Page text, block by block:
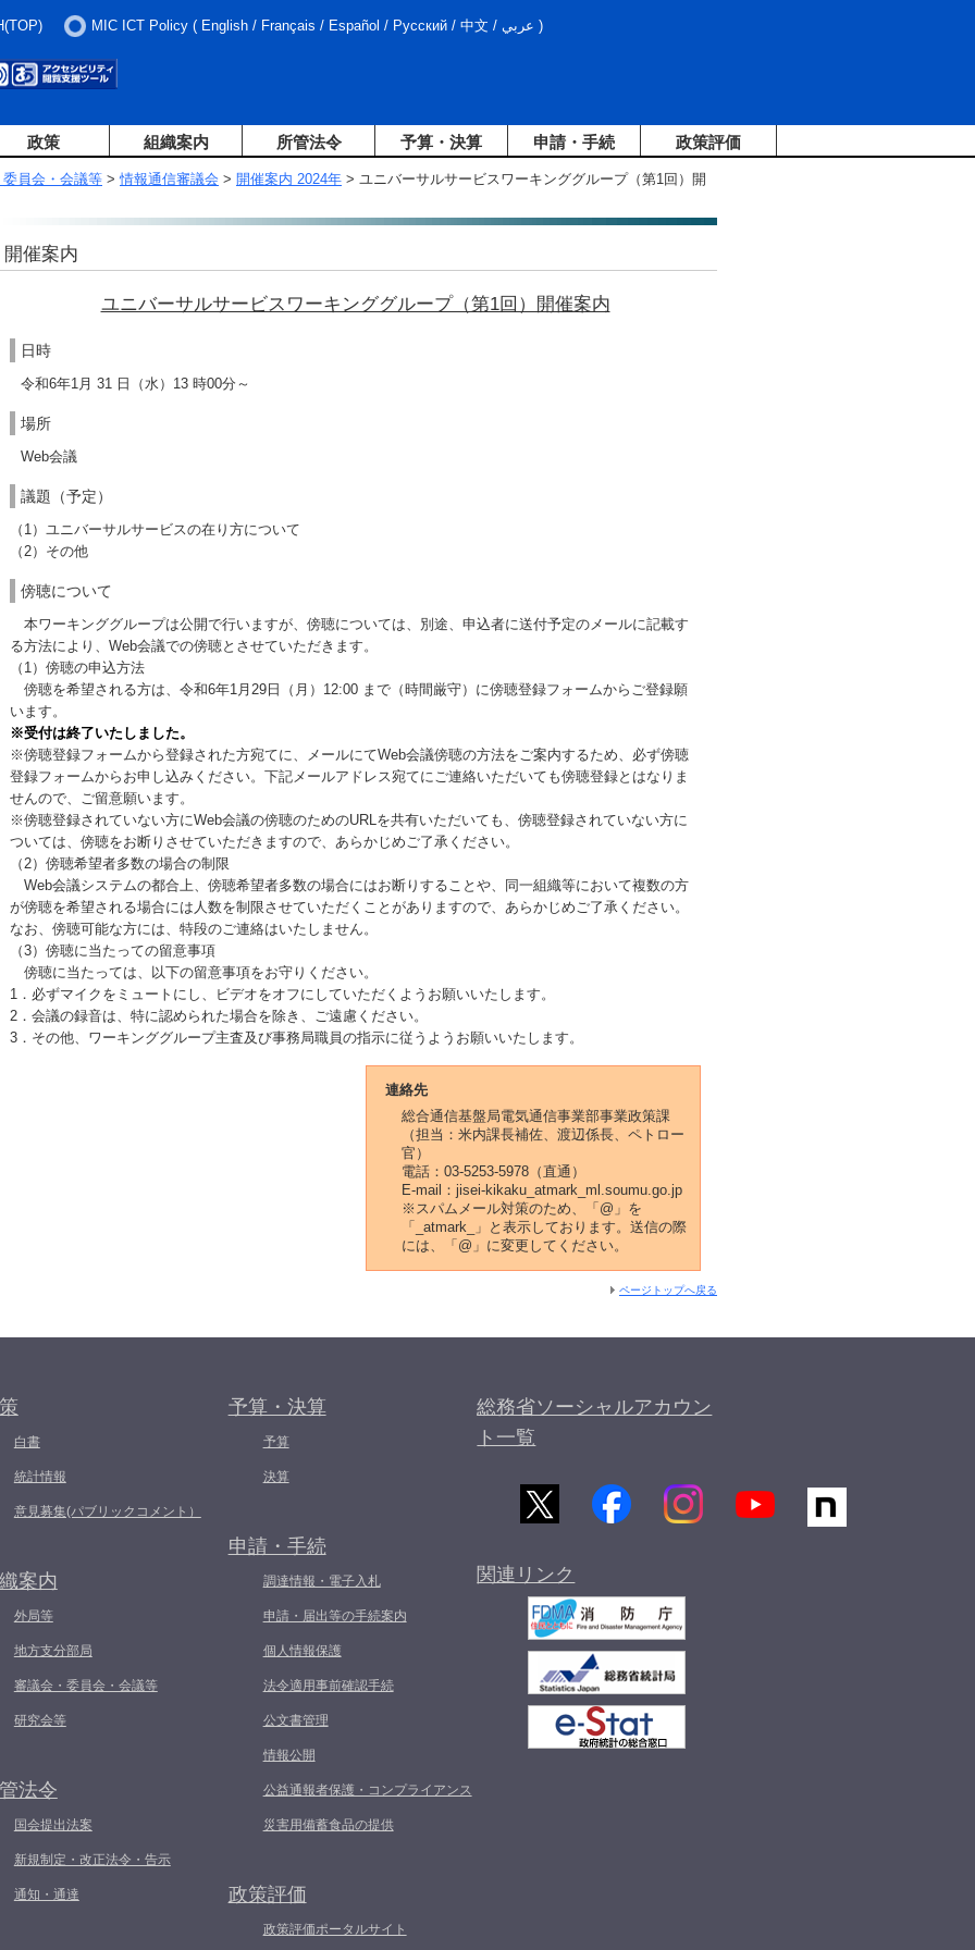
MIC ICT Policy ( English / Français / Español / Русский / 中文 / عربي )
政策 組織案内 所管法令 予算・決算 申請・手続 政策評価
員会・会議等 >情報通信審議会 > 開催案内 2024年 > ユニバーサルサービスワーキンググループ（第1回）開
開催案内
ユニバーサルサービスワーキンググループ（第1回）開催案内
日時
令和6年1月 31 日（水）13 時00分～
場所
Web会議
議題（予定）
（1）ユニバーサルサービスの在り方について
（2）その他
傍聴について
本ワーキンググループは公開で行いますが、傍聴については、別途、申込者に送付予定のメールに記載す
る方法により、Web会議での傍聴とさせていただきます。
（1）傍聴の申込方法
傍聴を希望される方は、令和6年1月29日（月）12:00 まで（時間厳守）に傍聴登録フォームからご登録願
います。
※受付は終了いたしました。
※傍聴登録フォームから登録された方宛てに、メールにてWeb会議傍聴の方法をご案内するため、必ず傍聴
登録フォームからお申し込みください。下記メールアドレス宛てにご連絡いただいても傍聴登録とはなりま
せんので、ご留意願います。
※傍聴登録されていない方にWeb会議の傍聴のためのURLを共有いただいても、傍聴登録されていない方に
ついては、傍聴をお断りさせていただきますので、あらかじめご了承ください。
（2）傍聴希望者多数の場合の制限
Web会議システムの都合上、傍聴希望者多数の場合にはお断りすることや、同一組織等において複数の方
が傍聴を希望される場合には人数を制限させていただくことがありますので、あらかじめご了承ください。
なお、傍聴可能な方には、特段のご連絡はいたしません。
（3）傍聴に当たっての留意事項
傍聴に当たっては、以下の留意事項をお守りください。
1．必ずマイクをミュートにし、ビデオをオフにしていただくようお願いいたします。
2．会議の録音は、特に認められた場合を除き、ご遠慮ください。
3．その他、ワーキンググループ主査及び事務局職員の指示に従うようお願いいたします。
連絡先
総合通信基盤局電気通信事業部事業政策課
（担当：米内課長補佐、渡辺係長、ペトロー
官）
電話：03-5253-5978（直通）
E-mail：jisei-kikaku_atmark_ml.soumu.go.jp
※スパムメール対策のため、「@」を
「_atmark_」と表示しております。送信の際
には、「@」に変更してください。
ページトップへ戻る
白書
統計情報
意見募集(パブリックコメント）
案内
外局等
地方支分部局
審議会・委員会・会議等
研究会等
法令
国会提出法案
新規制定・改正法令・告示
通知・通達
予算・決算
予算
決算
申請・手続
調達情報・電子入札
申請・届出等の手続案内
個人情報保護
法令適用事前確認手続
公文書管理
情報公開
公益通報者保護・コンプライアンス
災害用備蓄食品の提供
政策評価
政策評価ポータルサイト
総務省ソーシャルアカウン
ト一覧
関連リンク